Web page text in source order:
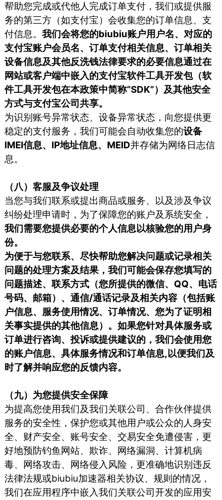
帮助您完成或代他人完成订单支付，我们或提供服
务的第三方（如支付宝）会收集您的订单信息、支
付信息。我们会将您的biubiu账户用户名、对应的
支付宝账户会员名、订单支付相关信息、订单相关
设备信息及其他反洗钱法律要求的必要信息通过在
网站或客户端中嵌入的支付宝软件工具开发包（软
件工具开发包在本政策中简称“SDK”）及其他安全
方式与支付宝公司共享。
为识别账号异常状态、设备异常状态，向您提供更
稳定的支付服务，我们可能会自动收集您的设备
IMEI信息、IP地址信息、MEID并存储为网络日志信
息。
（八）客服及争议处理
当您与我们联系或提出商品或服务、以及涉及争议
纠纷处理申请时，为了保障您的账户及系统安全，
我们需要您提供必要的个人信息以核验您的用户身
份。
为便于与您联系、尽快帮助您解决问题或记录相关
问题的处理方案及结果，我们可能会保存您填写的
问题描述、联系方式（您所提供的微信、QQ、电话
号码、邮箱）、通信/通话记录及相关内容（包括账
户信息、服务使用情况、订单情况、您为了证明相
关事实提供的其他信息）。如果您针对具体服务或
订单进行咨询、投诉或提供建议的，我们会使用您
的账户信息、具体服务情况和订单信息,以便我们及
时了解并响应您的反馈内容。
（九）为您提供安全保障
为提高您使用我们及我们关联公司、合作伙伴提供
服务的安全性，保护您或其他用户或公众的人身安
全、财产安全、账号安全、交易安全免遭侵害，更
好地预防钓鱼网站、欺诈、网络漏洞、计算机病
毒、网络攻击、网络侵入风险，更准确地识别违反
法律法规或biubiu加速器相关协议、规则的情况，
我们在应用程序中嵌入我们关联公司开发的应用安